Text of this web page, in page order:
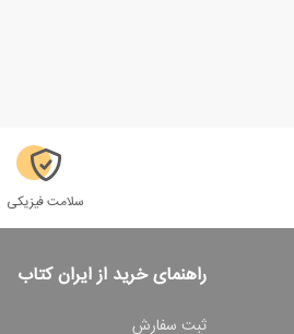
سلامت فیزیکی
راهنمای خرید از ایران کتاب
ثبت سفارش